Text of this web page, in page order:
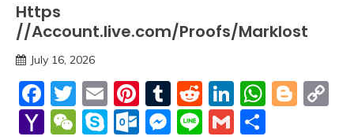
Trends
Https
//Account.live.com/Proofs/Marklost
July 16, 2026
Facebook
Twitter
EmailPinterest
Tumblr
Reddit
LinkedIn
Yahoo
WeChat
SkypeOutlook.com
Messenger
LineGmail